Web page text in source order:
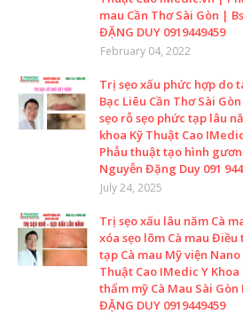
mau Cần Thơ Sài Gòn |
ĐẶNG DUY 0919449459
February 04, 2022
Trị sẹo xấu phức hợp do
Bạc Liêu Cần Thơ Sài
sẹo rỗ sẹo phức tạp lâu
khoa Kỹ Thuật Cao
Phẫu thuật tạo hình
Nguyễn Đặng Duy 091
July 24, 2025
Trị sẹo xấu lâu năm Cà
xóa sẹo lõm Cà mau
tạp Cà mau Mỹ viện
Thuật Cao IMedic Y
thẩm mỹ Cà Mau Sài Gòn
ĐẶNG DUY 0919449459